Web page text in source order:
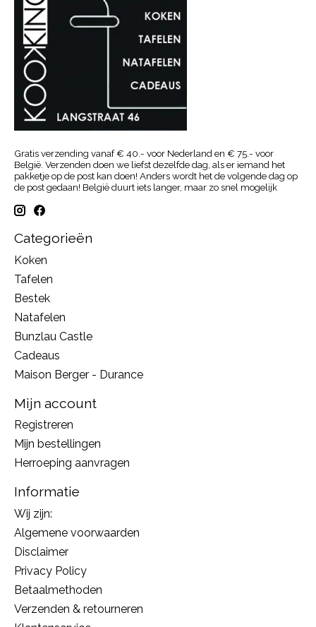
Gratis verzending vanaf € 40.- voor Nederland en € 75.- voor
België. Verzenden doen we liefst dezelfde dag, als er iemand het
pakketje op de post kan doen! Anders wordt het de volgende dag op
de post gedaan! België duurt iets langer, maar zo snel mogelijk
Categorieën
Koken
Tafelen
Bestek
Natafelen
Bunzlau Castle
Cadeaus
Maison Berger - Durance
Mijn account
Registreren
Mijn bestellingen
Herroeping aanvragen
Informatie
Wij zijn:
Algemene voorwaarden
Disclaimer
Privacy Policy
Betaalmethoden
Verzenden & retourneren